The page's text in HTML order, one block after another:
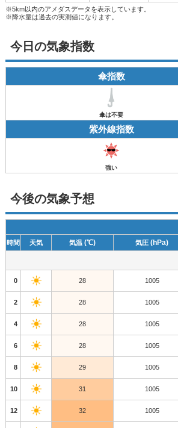
※5km以内のアメダスデータを表示しています。
※降水量は過去の実測値になります。
今日の気象指数
傘指数
傘は不要
紫外線指数
強い
今後の気象予想
時間 天気 気温 (℃) 気圧 (hPa)
0 28 1005
2 28 1005
4 28 1005
6 28 1005
8 29 1005
10 31 1005
12 32 1005